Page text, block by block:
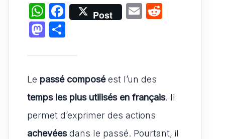
W
h
at
s
A
p
p
F
a
e
b
o
o
k
Post
E
M
st
o
d
o
n
ta
g
er
Le passé composéest l’un des
temps les plus utilisés en français. Il
permet d’exprimer des actions
achevéesdans le passé. Pourtant, il